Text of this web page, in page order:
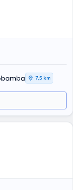
7,5 km